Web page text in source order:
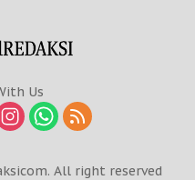
Us
All right reserved